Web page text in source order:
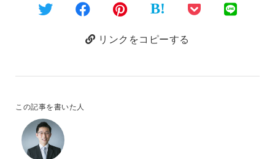
B!
リンクをコピーする
この記事を書いた人